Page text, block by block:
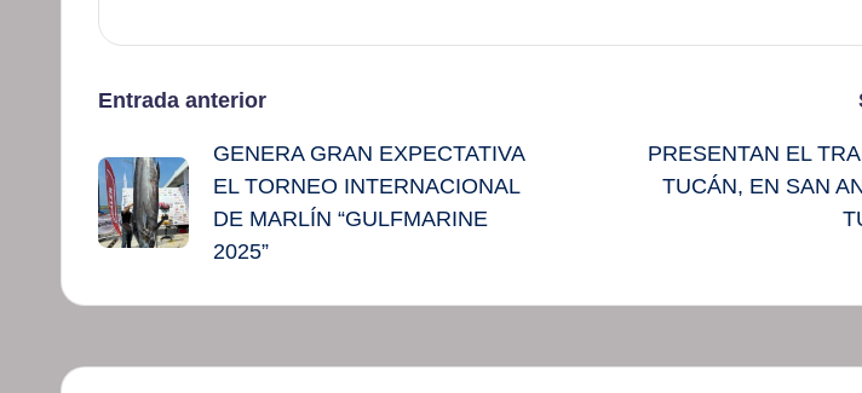
Navegación
de
entradas
Entrada anterior
GENERA GRAN EXPECTATIVA
EL TORNEO INTERNACIONAL
DE MARLÍN “GULFMARINE
2025”
PRESENTAN EL
TUCÁN, EN SAN